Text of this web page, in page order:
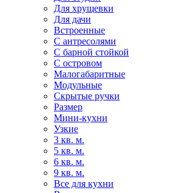
Для хрущевки
Для дачи
Встроенные
С антресолями
С барной стойкой
С островом
Малогабаритные
Модульные
Скрытые ручки
Размер
Мини-кухни
Узкие
3 кв. м.
5 кв. м.
6 кв. м.
9 кв. м.
Все для кухни